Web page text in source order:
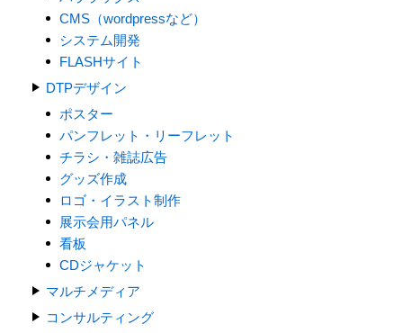
CMS（wordpressなど）
システム開発
FLASHサイト
DTPデザイン
ポスター
パンフレット・リーフレット
チラシ・雑誌広告
グッズ作成
ロゴ・イラスト制作
展示会用パネル
看板
CDジャケット
マルチメディア
コンサルティング